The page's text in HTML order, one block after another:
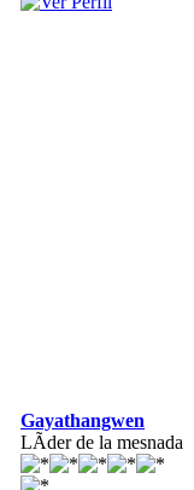
Gayathangwen
LÃ­der de la mesnada